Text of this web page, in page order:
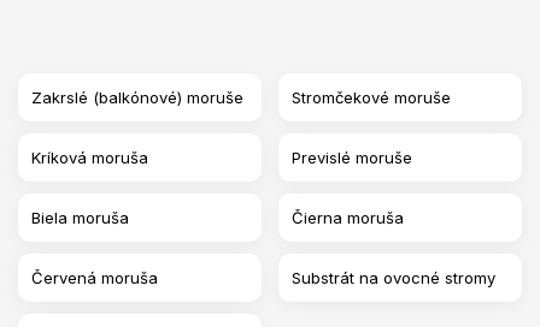
Zakrslé (balkónové) moruše Stromčekové moruše
Kríková moruša Previslé moruše
Biela moruša Čierna moruša
Červená moruša Substrát na ovocné stromy